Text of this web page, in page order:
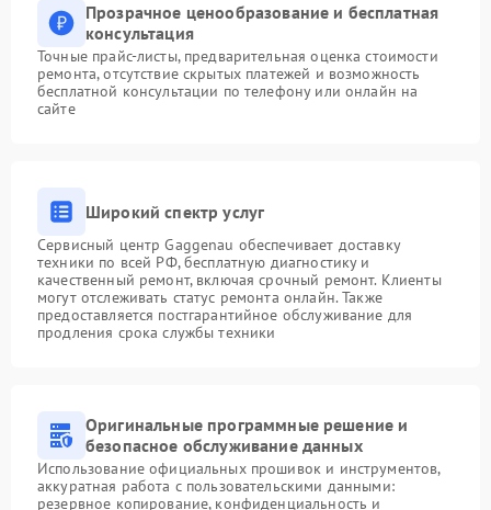
Прозрачное ценообразование и бесплатная
консультация
Точные прайс-листы, предварительная оценка стоимости
ремонта, отсутствие скрытых платежей и возможность
бесплатной консультации по телефону или онлайн на
сайте
Широкий спектр услуг
Сервисный центр Gaggenau обеспечивает доставку
техники по всей РФ, бесплатную диагностику и
качественный ремонт, включая срочный ремонт. Клиенты
могут отслеживать статус ремонта онлайн. Также
предоставляется постгарантийное обслуживание для
продления срока службы техники
Оригинальные программные решение и
безопасное обслуживание данных
Использование официальных прошивок и инструментов,
аккуратная работа с пользовательскими данными:
резервное копирование, конфиденциальность и